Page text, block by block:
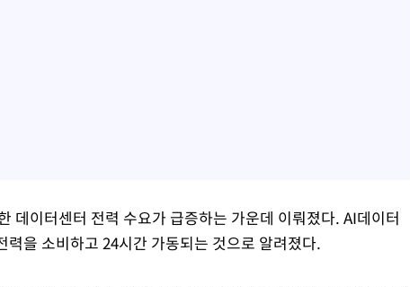
데이터센터 전력 수요가 급증하는 가운데 이뤄졌다. AI데이터
을 소비하고 24시간 가동되는 것으로 알려졌다.